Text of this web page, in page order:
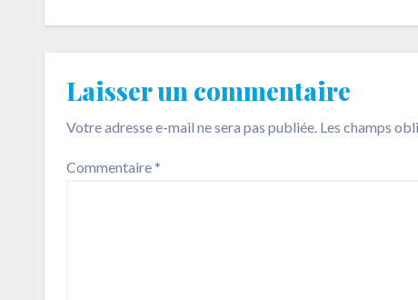
Laisser un commentaire
Votre adresse e-mail ne sera pas publiée. Les champs
Commentaire*